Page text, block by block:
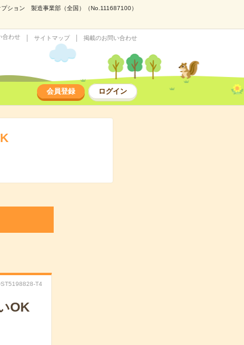
ション 製造事業部（全国）（No.111687100）
合わせ サイトマップ 掲載のお問い合わせ
会員登録 ログイン
T4
OK